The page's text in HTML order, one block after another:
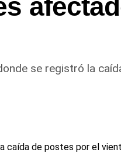
se registró la